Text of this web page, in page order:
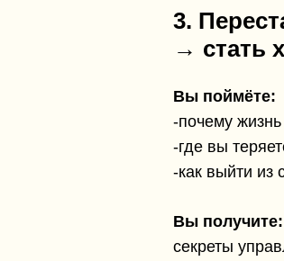
3.
→ стать
Вы поймёте:
-почему
-где вы
-как выйти из
Вы получите:
секреты